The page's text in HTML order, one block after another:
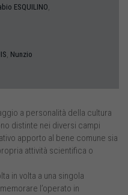
ESQUILINO,
, Nunzio
a personalità della cultura
distinte nei diversi campi
apporto al bene comune sia
attività scientifica o
in volta a una singola
l’operato in